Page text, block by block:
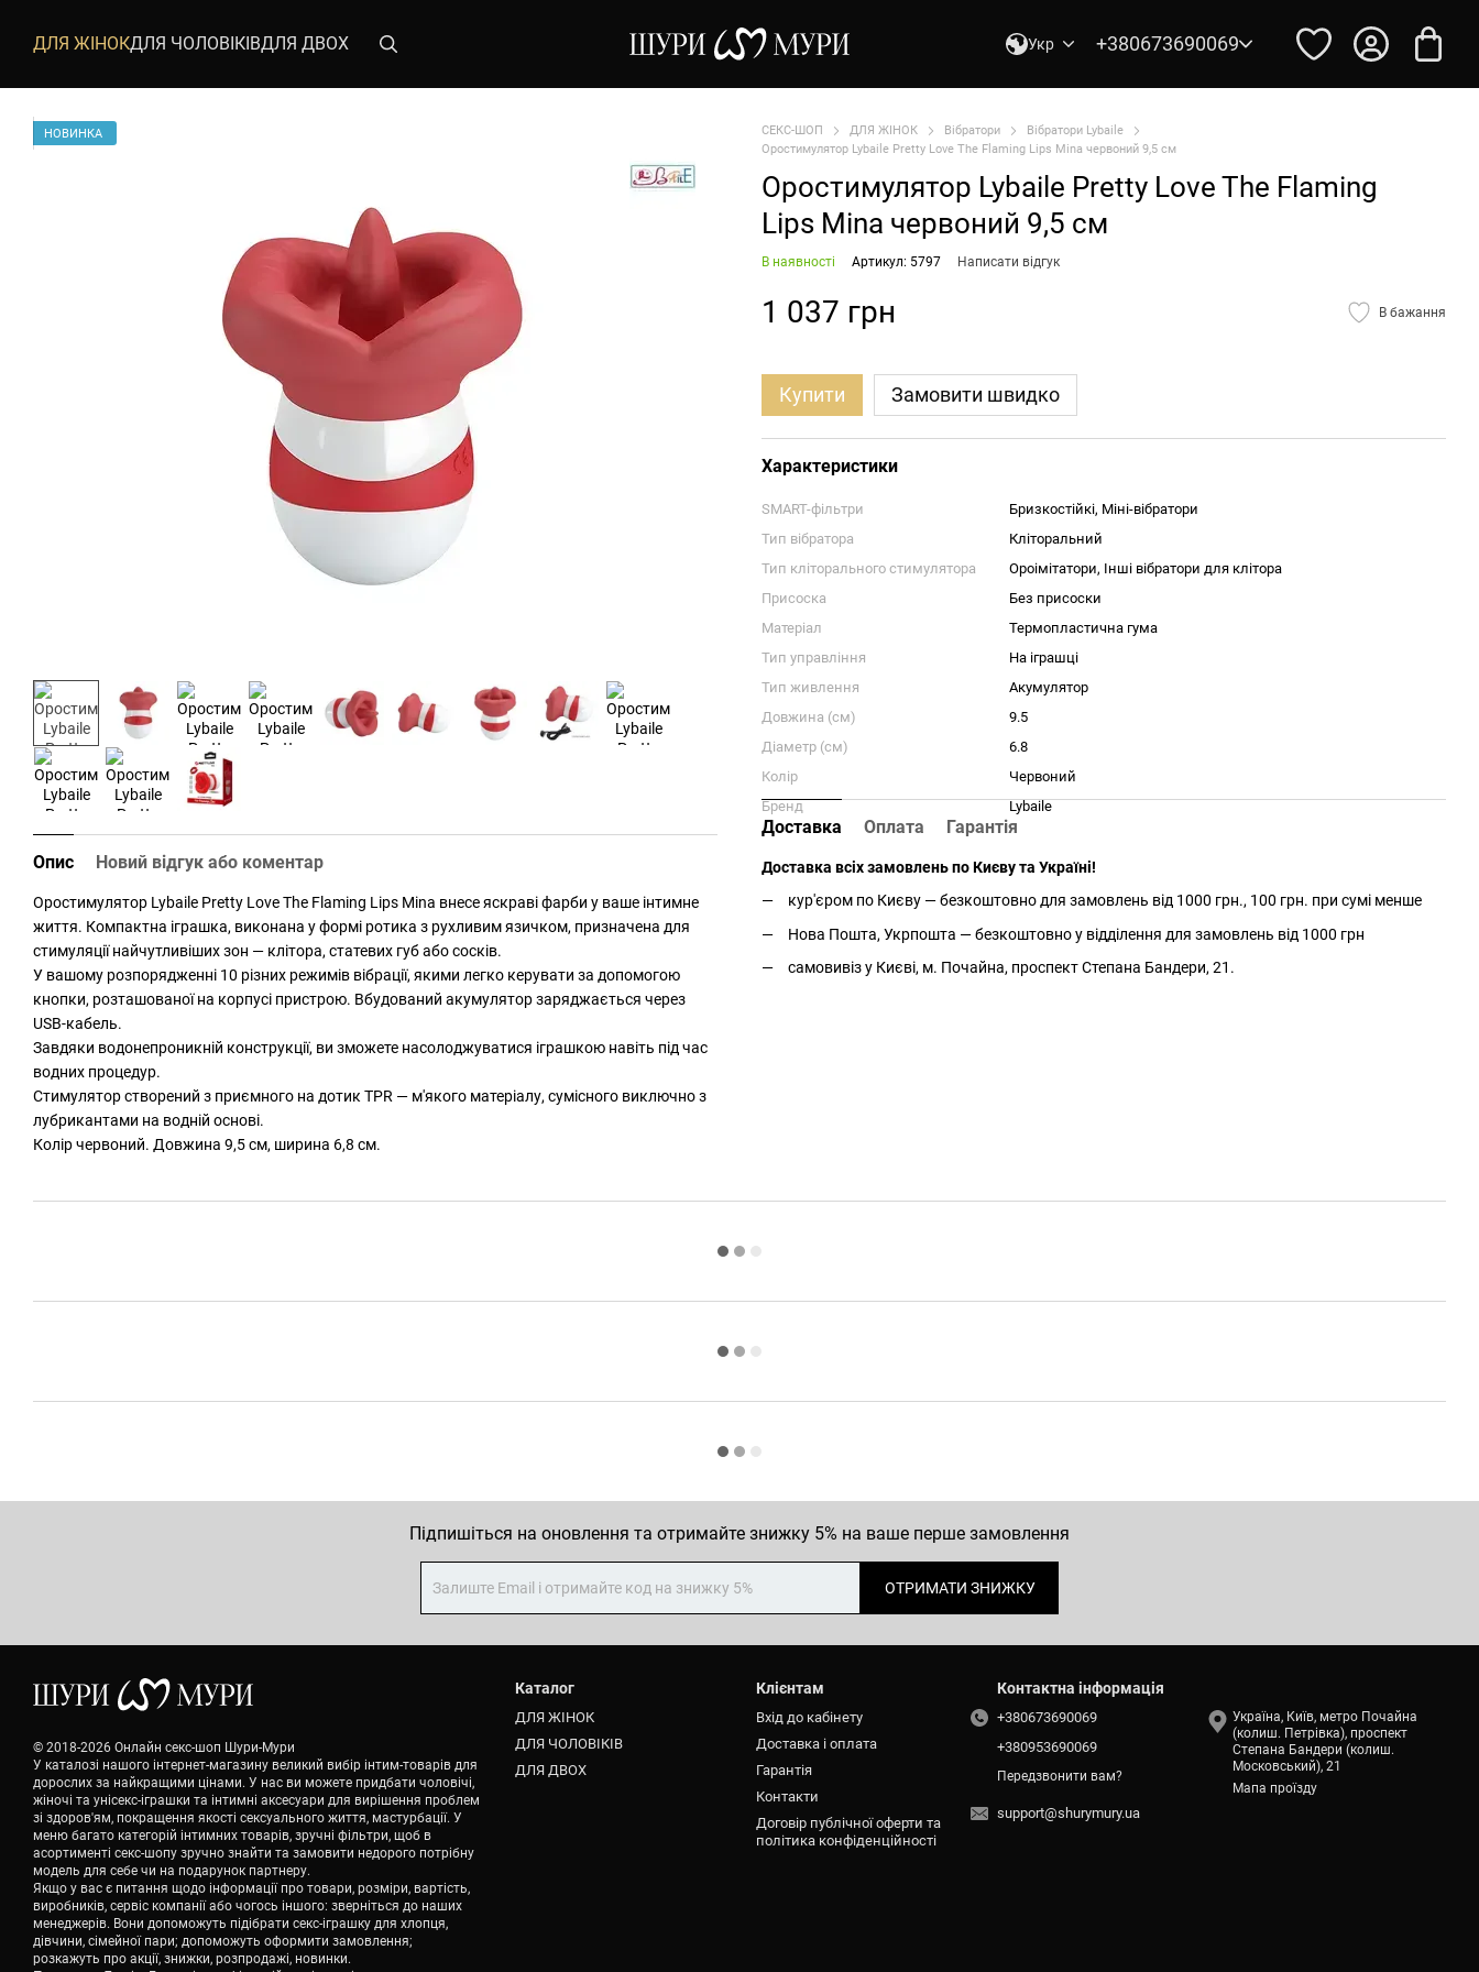
ДЛЯ ЖІНОКДЛЯ ЧОЛОВІКІВДЛЯ ДВОХ Укр +380673690069
НОВИНКА
Опис Новий відгук або коментар
Оростимулятор Lybaile Pretty Love The Flaming Lips Mina внесе яскраві фарби у ваше інтимне
життя. Компактна іграшка, виконана у формі ротика з рухливим язичком, призначена для
стимуляції найчутливіших зон — клітора, статевих губ або сосків.
У вашому розпорядженні 10 різних режимів вібрації, якими легко керувати за допомогою
кнопки, розташованої на корпусі пристрою. Вбудований акумулятор заряджається через
USB-кабель.
Завдяки водонепроникній конструкції, ви зможете насолоджуватися іграшкою навіть під час
водних процедур.
Стимулятор створений з приємного на дотик TPR — м'якого матеріалу, сумісного виключно з
лубрикантами на водній основі.
Колір червоний. Довжина 9,5 см, ширина 6,8 см.
СЕКС-ШОП ДЛЯ ЖІНОК Вібратори
Вібратори Lybaile
Оростимулятор Lybaile Pretty Love The Flaming Lips Mina червоний 9,5 см
Оростимулятор Lybaile Pretty Love The Flaming
Lips Mina червоний 9,5 см
В наявності Артикул: 5797 Написати відгук
1 037 грн В бажання
Купити Замовити швидко
Характеристики
SMART-фільтри
Бризкостійкі, Міні-вібратори
Тип вібратора
Кліторальний
Тип кліторального стимулятора
Ороімітатори, Інші вібратори для клітора
Присоска
Без присоски
Матеріал
Термопластична гума
Тип управління
На іграшці
Тип живлення
Акумулятор
Довжина (см)
9.5
Діаметр (см)
6.8
Колір
Червоний
Бренд
Lybaile
Доставка Оплата Гарантія
Доставка всіх замовлень по Києву та Україні!
кур'єром по Києву — безкоштовно для замовлень від 1000 грн., 100 грн. при сумі менше
Нова Пошта, Укрпошта — безкоштовно у відділення для замовлень від 1000 грн
самовивіз у Києві, м. Почайна, проспект Степана Бандери, 21.
Підпишіться на оновлення та отримайте знижку 5% на ваше перше замовлення
ОТРИМАТИ ЗНИЖКУ
© 2018-2026 Онлайн секс-шоп Шури-Мури
У каталозі нашого інтернет-магазину великий вибір інтим-товарів для
дорослих за найкращими цінами. У нас ви можете придбати чоловічі,
жіночі та унісекс-іграшки та інтимні аксесуари для вирішення проблем
зі здоров'ям, покращення якості сексуального життя, мастурбації. У
меню багато категорій інтимних товарів, зручні фільтри, щоб в
асортименті секс-шопу зручно знайти та замовити недорого потрібну
модель для себе чи на подарунок партнеру.
Якщо у вас є питання щодо інформації про товари, розміри, вартість,
виробників, сервіс компанії або чогось іншого: зверніться до наших
менеджерів. Вони допоможуть підібрати секс-іграшку для хлопця,
дівчини, сімейної пари; допоможуть оформити замовлення;
розкажуть про акції, знижки, розпродажі, новинки.
Каталог
ДЛЯ ЖІНОК
ДЛЯ ЧОЛОВІКІВ
ДЛЯ ДВОХ
Клієнтам
Вхід до кабінету
Доставка і оплата
Гарантія
Контакти
Договір публічної оферти та
політика конфіденційності
Контактна інформація
+380673690069
+380953690069
Передзвонити вам?
support@shurymury.ua
Україна, Київ, метро Почайна
(колиш. Петрівка), проспект
Степана Бандери (колиш.
Московський), 21
Мапа проїзду